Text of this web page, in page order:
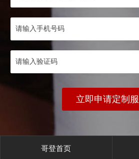
立即申请定制
哥登首页